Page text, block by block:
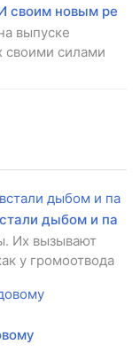
своим новым ре
выпуске
своими силами
дыбом и па
Их вызывают
у громоотвода